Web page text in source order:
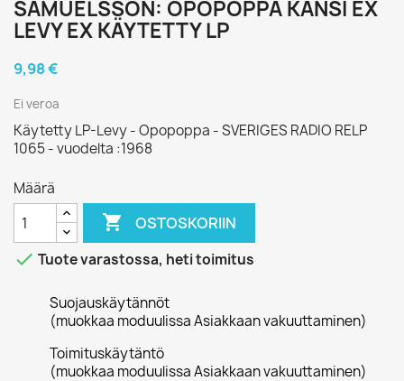
SAMUELSSON: OPOPOPPA KANSI EX
LEVY EX KÄYTETTY LP
9,98 €
Ei veroa
Käytetty LP-Levy - Opopoppa - SVERIGES RADIO RELP
1065 - vuodelta :1968
Määrä
 OSTOSKORIIN
 Tuote varastossa, heti toimitus
Suojauskäytännöt
(muokkaa moduulissa Asiakkaan vakuuttaminen)
Toimituskäytäntö
(muokkaa moduulissa Asiakkaan vakuuttaminen)